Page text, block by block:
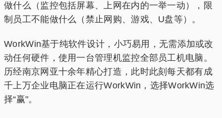
做什么（监控包括屏幕、上网在内的一举一动），限
制员工不能做什么（禁止网购、游戏、U盘等）。
WorkWin基于纯软件设计，小巧易用，无需添加或改
动任何硬件，使用一台管理机监控全部员工机电脑。
历经南京网亚十余年精心打造，此时此刻每天都有成
千上万企业电脑正在运行WorkWin，选择WorkWin选
择“赢"。